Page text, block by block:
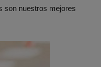
son nuestros mejores